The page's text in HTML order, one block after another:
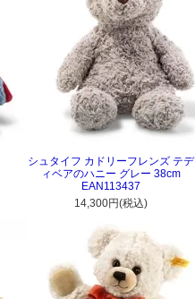
シュタイフ カドリーフレンズ テデ
ィベアのハニー グレー 38cm
EAN113437
14,300円(税込)